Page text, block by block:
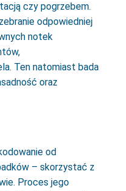
czy pogrzebem.
odpowiedniej
notek
Ten natomiast bada
oraz
od
– skorzystać z
Proces jego